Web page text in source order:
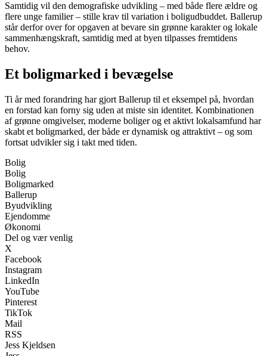
Samtidig vil den demografiske udvikling – med både flere ældre og
flere unge familier – stille krav til variation i boligudbuddet. Ballerup
står derfor over for opgaven at bevare sin grønne karakter og lokale
sammenhængskraft, samtidig med at byen tilpasses fremtidens
behov.
Et boligmarked i bevægelse
Ti år med forandring har gjort Ballerup til et eksempel på, hvordan
en forstad kan forny sig uden at miste sin identitet. Kombinationen
af grønne omgivelser, moderne boliger og et aktivt lokalsamfund har
skabt et boligmarked, der både er dynamisk og attraktivt – og som
fortsat udvikler sig i takt med tiden.
Bolig
Bolig
Boligmarked
Ballerup
Byudvikling
Ejendomme
Økonomi
Del og vær venlig
X
Facebook
Instagram
LinkedIn
YouTube
Pinterest
TikTok
Mail
RSS
Jess Kjeldsen